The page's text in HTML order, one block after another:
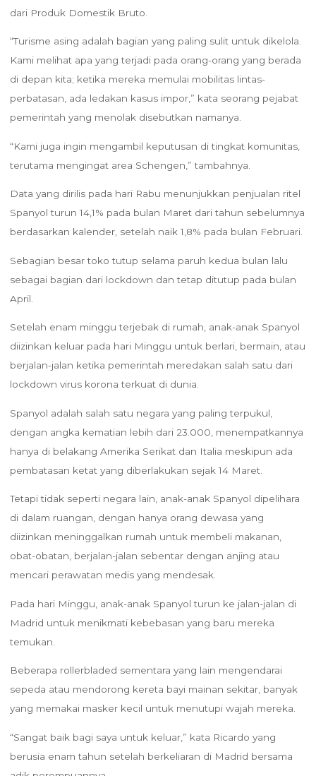
dari Produk Domestik Bruto.
“Turisme asing adalah bagian yang paling sulit untuk dikelola.
Kami melihat apa yang terjadi pada orang-orang yang berada
di depan kita; ketika mereka memulai mobilitas lintas-
perbatasan, ada ledakan kasus impor,” kata seorang pejabat
pemerintah yang menolak disebutkan namanya.
“Kami juga ingin mengambil keputusan di tingkat komunitas,
terutama mengingat area Schengen,” tambahnya.
Data yang dirilis pada hari Rabu menunjukkan penjualan ritel
Spanyol turun 14,1% pada bulan Maret dari tahun sebelumnya
berdasarkan kalender, setelah naik 1,8% pada bulan Februari.
Sebagian besar toko tutup selama paruh kedua bulan lalu
sebagai bagian dari lockdown dan tetap ditutup pada bulan
April.
Setelah enam minggu terjebak di rumah, anak-anak Spanyol
diizinkan keluar pada hari Minggu untuk berlari, bermain, atau
berjalan-jalan ketika pemerintah meredakan salah satu dari
lockdown virus korona terkuat di dunia.
Spanyol adalah salah satu negara yang paling terpukul,
dengan angka kematian lebih dari 23.000, menempatkannya
hanya di belakang Amerika Serikat dan Italia meskipun ada
pembatasan ketat yang diberlakukan sejak 14 Maret.
Tetapi tidak seperti negara lain, anak-anak Spanyol dipelihara
di dalam ruangan, dengan hanya orang dewasa yang
diizinkan meninggalkan rumah untuk membeli makanan,
obat-obatan, berjalan-jalan sebentar dengan anjing atau
mencari perawatan medis yang mendesak.
Pada hari Minggu, anak-anak Spanyol turun ke jalan-jalan di
Madrid untuk menikmati kebebasan yang baru mereka
temukan.
Beberapa rollerbladed sementara yang lain mengendarai
sepeda atau mendorong kereta bayi mainan sekitar, banyak
yang memakai masker kecil untuk menutupi wajah mereka.
“Sangat baik bagi saya untuk keluar,” kata Ricardo yang
berusia enam tahun setelah berkeliaran di Madrid bersama